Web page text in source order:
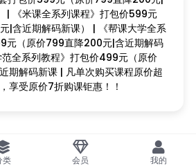
❅
❅
❅
注：课程互换)
ICP备2022077749号
类 会员 我的
| 《米课全系列课程》打包价599元
|含近期解码新课） | 《帮课大学全系
元（原价799直降200元|含近期解码
全系列教程》打包价499元（原价
期解码新课 | 凡单次购买课程原价超
享受原价7折购课钜惠！！